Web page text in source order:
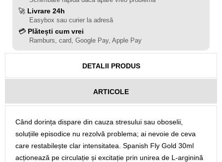
🚀 Livrare 24h
Easybox sau curier la adresă
💳 Plătești cum vrei
Ramburs, card, Google Pay, Apple Pay
DETALII PRODUS
ARTICOLE
Când dorința dispare din cauza stresului sau oboselii,
soluțiile episodice nu rezolvă problema; ai nevoie de ceva
care restabilește clar intensitatea. Spanish Fly Gold 30ml
acționează pe circulație și excitație prin unirea de L-arginină